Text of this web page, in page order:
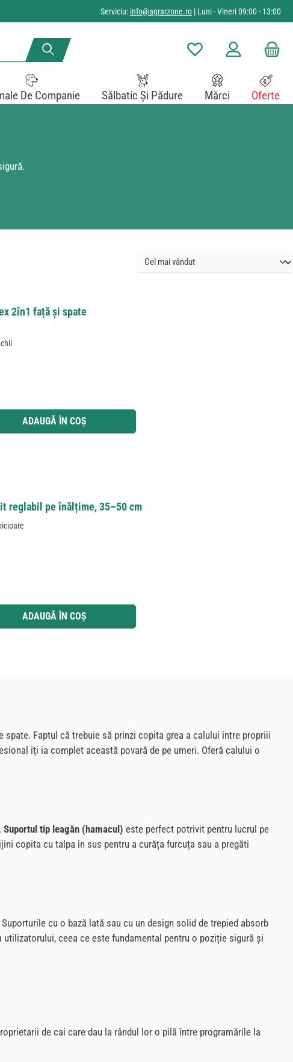
Serviciu: info@agrarzone.ro | Luni - Vineri 09:00 - 13:00
Aveți 0 articole din lista
De Companie Sălbatic Și Pădure Mărci Oferte
2în1 față și spate
sau utilizați butoanele pentru a mări sau micșora cantitatea.
ADAUGĂ ÎN COȘ
reglabil pe înălțime, 35–50 cm
sau utilizați butoanele pentru a mări sau micșora cantitatea.
ADAUGĂ ÎN COȘ
Faptul că trebuie să prinzi copita grea a calului între propriii
îți ia complet această povară de pe umeri. Oferă calului o
Suportul tip leagăn (hamacul) este perfect potrivit pentru lucrul pe
copita cu talpa în sus pentru a curăța furcuța sau a pregăti
cu o bază lată sau cu un design solid de trepied absorb
ceea ce este fundamental pentru o poziție sigură și
de cai care dau la rândul lor o pilă între programările la